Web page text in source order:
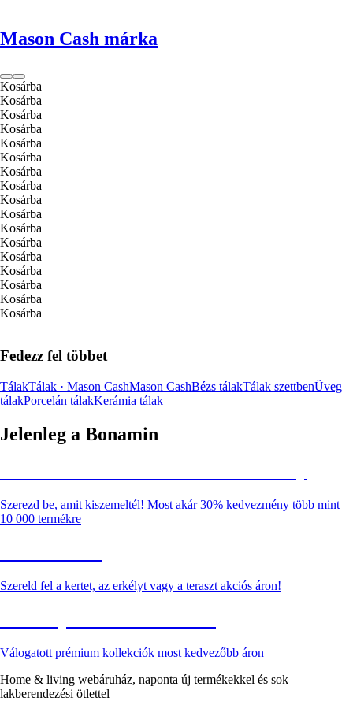
Mason Cash márka
Kosárba
Kosárba
Kosárba
Kosárba
Kosárba
Kosárba
Kosárba
Kosárba
Kosárba
Kosárba
Kosárba
Kosárba
Kosárba
Kosárba
Kosárba
Kosárba
Kosárba
Fedezz fel többet
TálakTálak · Mason CashMason CashBézs tálakTálak szettbenÜveg
tálakPorcelán tálakKerámia tálak
Jelenleg a Bonamin
Szerezd be, amit kiszemeltél! Most akár 30% kedvezmény több mint
10 000 termékre
Szereld fel a kertet, az erkélyt vagy a teraszt akciós áron!
Válogatott prémium kollekciók most kedvezőbb áron
Home & living webáruház, naponta új termékekkel és sok
lakberendezési ötlettel